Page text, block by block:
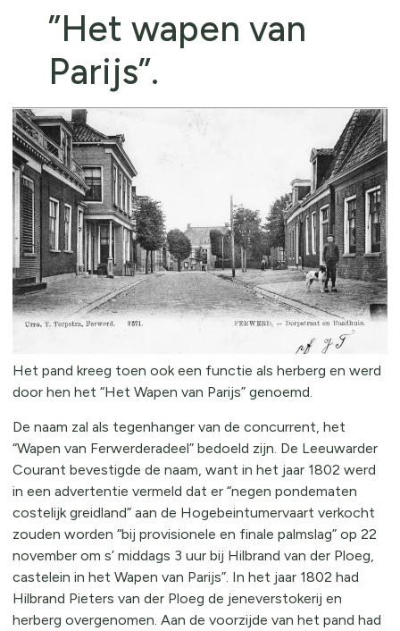
”Het wapen van
Parijs”.
Het pand kreeg toen ook een functie als herberg en werd
door hen het “Het Wapen van Parijs” genoemd.
De naam zal als tegenhanger van de concurrent, het
“Wapen van Ferwerderadeel” bedoeld zijn. De Leeuwarder
Courant bevestigde de naam, want in het jaar 1802 werd
in een advertentie vermeld dat er “negen pondematen
costelijk greidland” aan de Hogebeintumervaart verkocht
zouden worden “bij provisionele en finale palmslag” op 22
november om s’ middags 3 uur bij Hilbrand van der Ploeg,
castelein in het Wapen van Parijs”. In het jaar 1802 had
Hilbrand Pieters van der Ploeg de jeneverstokerij en
herberg overgenomen. Aan de voorzijde van het pand had